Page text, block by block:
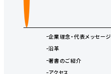
企業理念・代表メッセージ
沿革
著書のご紹介
アクセス